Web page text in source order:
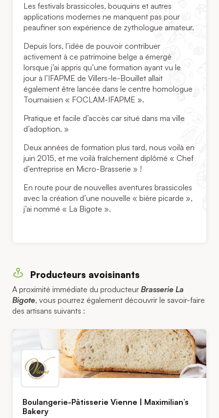
Les festivals brassicoles, bouquins et autres
applications modernes ne manquent pas pour
peaufiner son expérience de zythologue amateur.
Depuis lors, l’idée de pouvoir contribuer
activement à ce patrimoine belge a émergé
lorsque j’ai appris qu’une formation ayant vu le
jour à l’IFAPME de Villers-le-Bouillet allait
également être lancée dans le centre homologue
Tournaisien « FOCLAM-IFAPME ».
Pratique et facile d’accès car situé dans ma ville
d’adoption. »
Deux années de formation plus tard, nous voilà en
juin 2015, et me voilà fraîchement diplômé « Chef
d’entreprise en Micro-Brasserie » !
En route pour de nouvelles aventures brassicoles
avec la création d’une nouvelle « bière picarde »,
j’ai nommé « La Bigote ».
Producteurs avoisinants
A proximité immédiate du producteur Brasserie La
Bigote, vous pourrez également découvrir le savoir-faire
des artisans suivants :
Boulangerie-Pâtisserie Vienne | Maximilian’s
Bakery